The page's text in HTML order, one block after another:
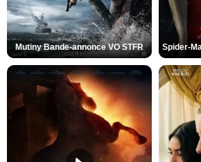
Mutiny Bande-annonce VO STFR